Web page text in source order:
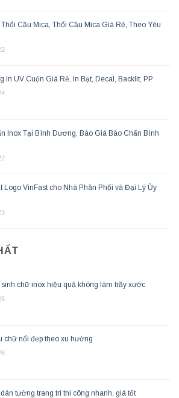
Thổi Cầu Mica, Thổi Cầu Mica Giá Rẻ, Theo Yêu
In UV Cuộn Giá Rẻ, In Bạt, Decal, Backlit, PP
Inox Tại Bình Dương, Báo Giá Bào Chấn Bình
Logo VinFast cho Nhà Phân Phối và Đại Lý Ủy
chữ inox hiệu quả không làm trầy xước
chữ nổi đẹp theo xu hướng
tường trang trí thi công nhanh, giá tốt